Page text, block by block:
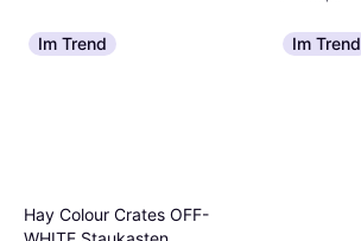
Im Trend
Hay Colour Crates OFF-
Im Trend